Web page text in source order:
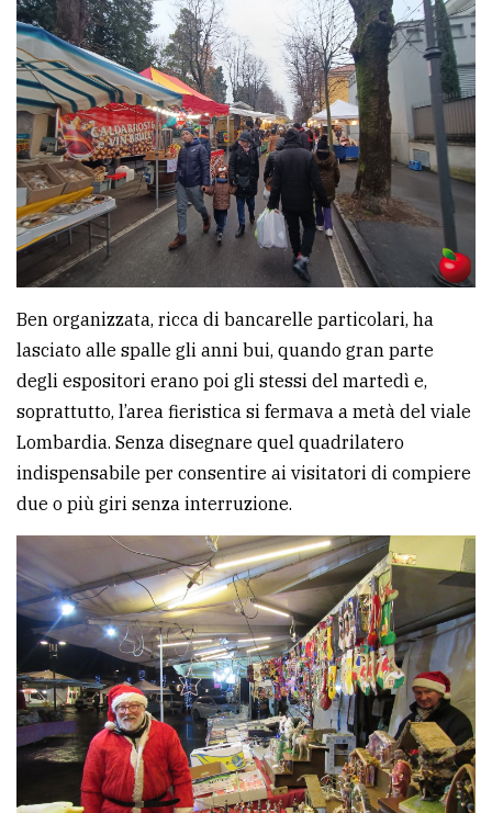
policy
Ben organizzata, ricca di bancarelle particolari, ha
lasciato alle spalle gli anni bui, quando gran parte
degli espositori erano poi gli stessi del martedì e,
soprattutto, l’area fieristica si fermava a metà del viale
Lombardia. Senza disegnare quel quadrilatero
indispensabile per consentire ai visitatori di compiere
due o più giri senza interruzione.